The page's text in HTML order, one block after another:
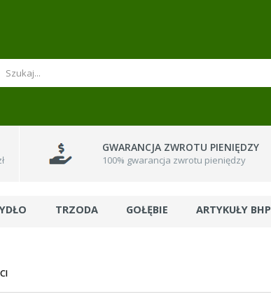
GWARANCJA ZWROTU PIENIĘDZY
100% gwarancja zwrotu pieniędzy
TRZODA GOŁĘBIE ARTYKUŁY BHP